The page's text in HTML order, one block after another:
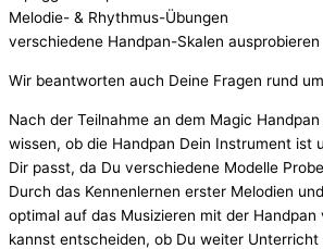
Melodie- & Rhythmus-Übungen
verschiedene Handpan-Skalen ausprobieren
Wir beantworten auch Deine Fragen rund
Nach der Teilnahme an dem Magic
wissen, ob die Handpan Dein Instrument ist
Dir passt, da Du verschiedene Modelle
Durch das Kennenlernen erster Melodien
optimal auf das Musizieren mit der
kannst entscheiden, ob Du weiter Unterricht